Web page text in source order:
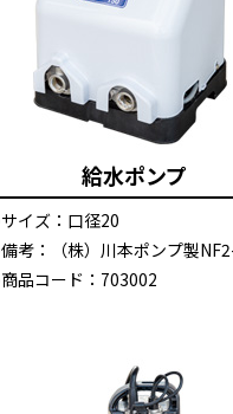
給水ポンプ
サイズ：口径20
備考：（株）川本ポンプ製
商品コード：703002